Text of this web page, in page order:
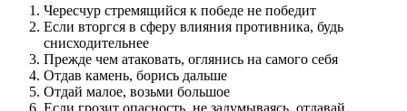
Чересчур стремящийся к победе не победит
Если вторгся в сферу влияния противника, будь
снисходительнее
Прежде чем атаковать, оглянись на самого себя
Отдав камень, борись дальше
Отдай малое, возьми большое